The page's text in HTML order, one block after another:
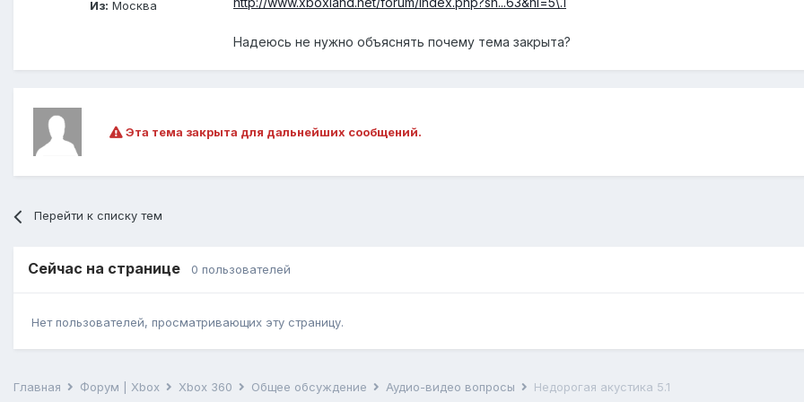
Из: Москва
Надеюсь не нужно объяснять почему тема закрыта?
Эта тема закрыта для дальнейших сообщений.
Перейти к списку тем
Сейчас на странице 0 пользователей
Нет пользователей, просматривающих эту страницу.
Главная Форум | Xbox Xbox 360 Общее обсуждение Аудио-видео вопросы Недорогая акустика 5.1